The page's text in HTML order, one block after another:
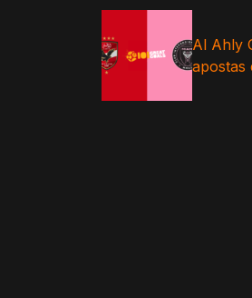
Al Ahly
apostas